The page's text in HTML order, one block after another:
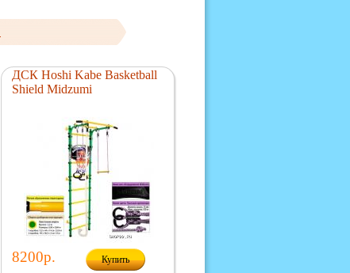
ДСК Hoshi Kabe Basketball
Shield Midzumi
8200р. Купить